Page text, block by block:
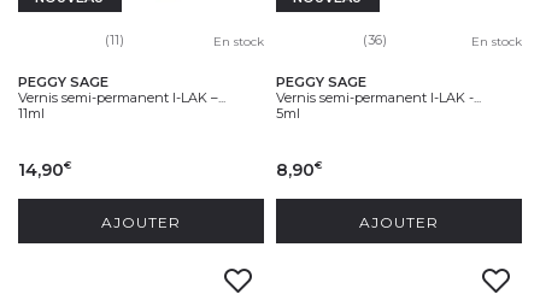
(11) En stock
PEGGY SAGE
Vernis semi-permanent I-LAK –...
11ml
14,90€
AJOUTER
(36) En stock
PEGGY SAGE
Vernis semi-permanent I-LAK -...
5ml
8,90€
AJOUTER